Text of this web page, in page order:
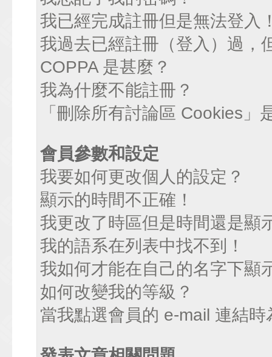
我已經完成註冊但是無法登入
我過去已經註冊（登入）過，
COPPA 是甚麼？
我為什麼不能註冊？
「刪除所有討論區 Cookies」
會員參數和設定
我要如何更改個人的設定？
顯示的時間不正確！
我更改了時區但是時間還是顯
我的語系在列表中找不到！
我如何才能在自己的名字下顯
如何改變我的等級？
當我點選會員的 e-mail 連結